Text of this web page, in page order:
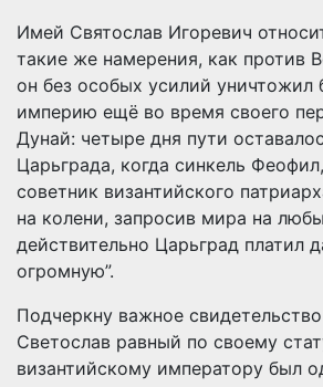
Имей Святослав Игоревич
такие же намерения, как против
он без особых усилий уничтожил
империю ещё во время своего
Дунай: четыре дня пути
Царьграда, когда синкель
советник византийского
на колени, запросив мира на
действительно Царьград платил
огромную”.
Подчеркну важное
Светослав равный по своему
византийскому императору был